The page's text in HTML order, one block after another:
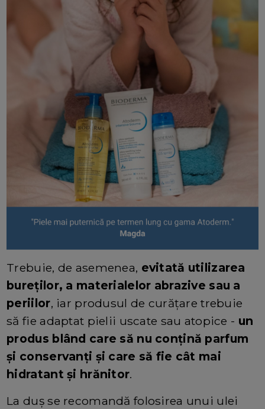
Trebuie, de asemenea, evitată utilizarea
bureților, a materialelor abrazive sau a
periilor, iar produsul de curățare trebuie
să fie adaptat pielii uscate sau atopice - un
produs blând care să nu conțină parfum
și conservanți și care să fie cât mai
hidratant și hrănitor.
La duș se recomandă folosirea unui ulei